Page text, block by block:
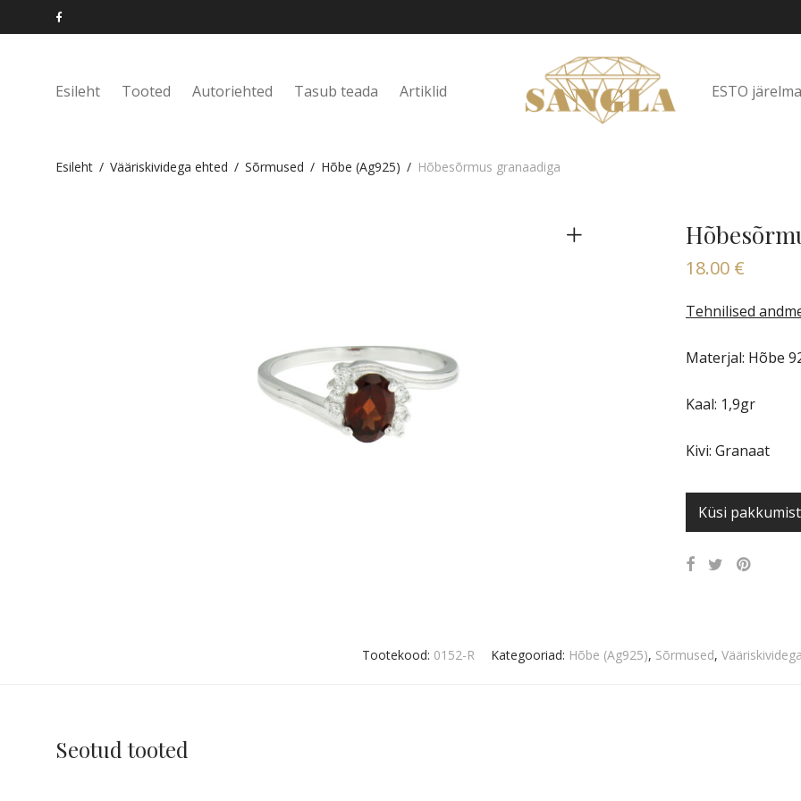
Esileht Tooted Autoriehted Tasub teada Artiklid ESTO
Esileht / Vääriskividega ehted / Sõrmused / Hõbe (Ag925) / Hõbesõrmus granaadiga
18.00 €
Tehnilised
Materjal: Hõbe
Kaal: 1,9gr
Kivi: Granaat
Küsi pakkumist
Tootekood: 0152-R Kategooriad: Hõbe (Ag925), Sõrmused,
Seotud tooted